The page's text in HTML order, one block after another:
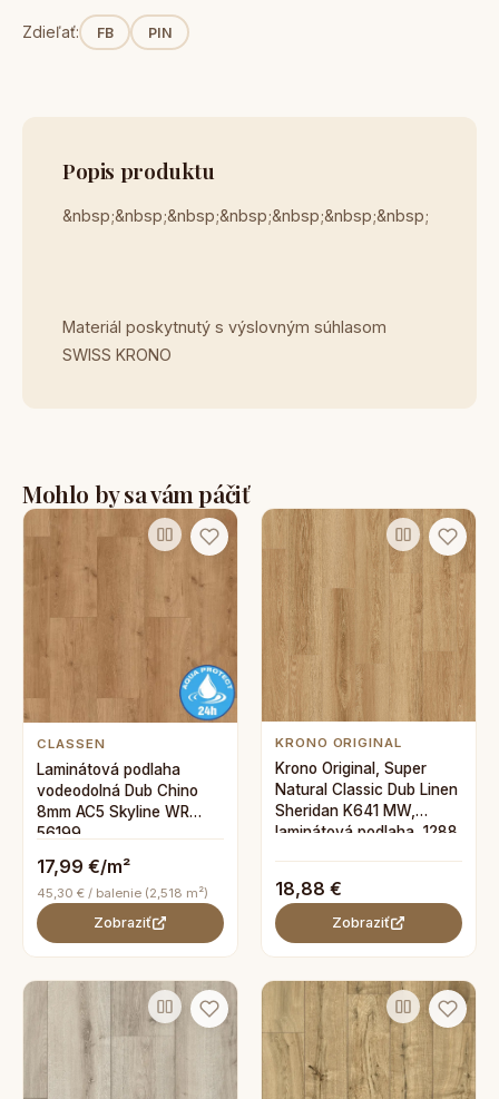
Zdieľať: FB PIN
Popis produktu
&nbsp;&nbsp;&nbsp;&nbsp;&nbsp;&nbsp;&nbsp;
Materiál poskytnutý s výslovným súhlasom
SWISS KRONO
Mohlo by sa vám páčiť
CLASSEN
Laminátová podlaha
vodeodolná Dub Chino
8mm AC5 Skyline WR
56199
17,99 €/m²
45,30 € / balenie (2,518 m²)
Zobraziť
KRONO ORIGINAL
Krono Original, Super
Natural Classic Dub Linen
Sheridan K641 MW,
laminátová podlaha, 1288
18,88 €
Zobraziť